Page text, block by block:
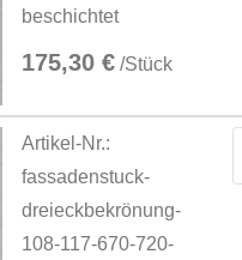
beschichtet
175,30 € /Stück
Artikel-Nr.:
fassadenstuck-
dreieckbekrönung-
108-117-670-720-